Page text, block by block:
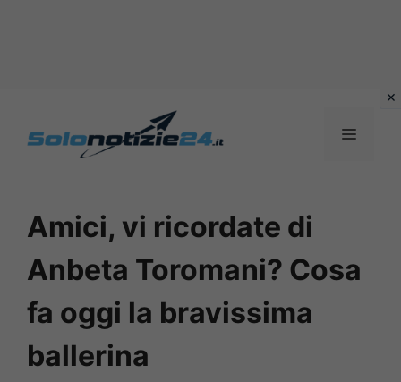
MENU
Amici, vi ricordate di
Anbeta Toromani? Cosa
fa oggi la bravissima
ballerina